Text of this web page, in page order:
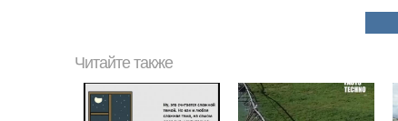
Читайте также